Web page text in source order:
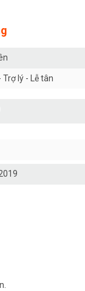
Trợ lý - Lễ tân